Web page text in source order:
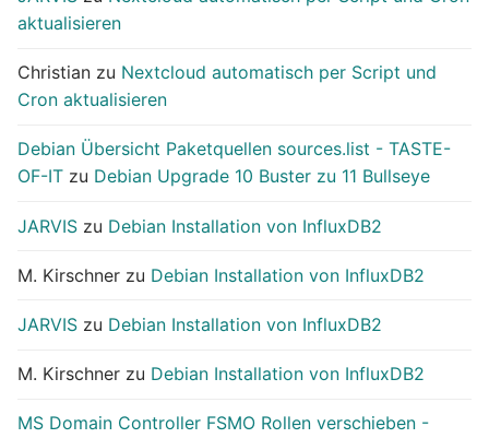
aktualisieren
Christian zu Nextcloud automatisch per Script und
Cron aktualisieren
Debian Übersicht Paketquellen sources.list - TASTE-
OF-IT zu Debian Upgrade 10 Buster zu 11 Bullseye
JARVIS zu Debian Installation von InfluxDB2
M. Kirschner zu Debian Installation von InfluxDB2
JARVIS zu Debian Installation von InfluxDB2
M. Kirschner zu Debian Installation von InfluxDB2
MS Domain Controller FSMO Rollen verschieben -